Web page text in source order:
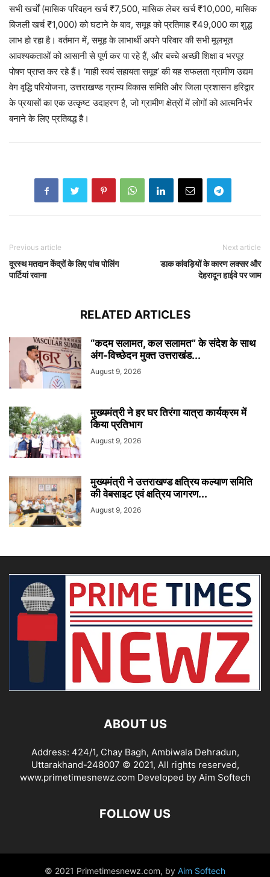
सभी खर्चों (मासिक परिवहन खर्च ₹7,500, मासिक लेबर खर्च ₹10,000, मासिक
बिजली खर्च ₹1,000) को घटाने के बाद, समूह को प्रतिमाह ₹49,000 का शुद्ध
लाभ हो रहा है। वर्तमान में, समूह के लाभार्थी अपने परिवार की सभी मूलभूत
आवश्यकताओं को आसानी से पूर्ण कर पा रहे हैं, और बच्चे अच्छी शिक्षा व भरपूर
पोषण प्राप्त कर रहे हैं। ‘माही स्वयं सहायता समूह’ की यह सफलता ग्रामीण उद्यम
वेग वृद्धि परियोजना, उत्तराखण्ड ग्राम्य विकास समिति और जिला प्रशासन हरिद्वार
के प्रयासों का एक उत्कृष्ट उदाहरण है, जो ग्रामीण क्षेत्रों में लोगों को आत्मनिर्भर
बनाने के लिए प्रतिबद्ध है।
Previous article
दूरस्थ मतदान केंद्रों के लिए पांच पोलिंग
पार्टियां रवाना
Next article
डाक कांवड़ियों के कारण लक्सर और
देहरादून हाईवे पर जाम
RELATED ARTICLES
“कदम सलामत, कल सलामत” के संदेश के साथ
अंग-विच्छेदन मुक्त उत्तराखंड...
August 9, 2026
मुख्यमंत्री ने हर घर तिरंगा यात्रा कार्यक्रम में
किया प्रतिभाग
August 9, 2026
मुख्यमंत्री ने उत्तराखण्ड क्षत्रिय कल्याण समिति
की वेबसाइट एवं क्षत्रिय जागरण...
August 9, 2026
ABOUT US
Address: 424/1, Chay Bagh, Ambiwala Dehradun,
Uttarakhand-248007 © 2021, All rights reserved,
www.primetimesnewz.com Developed by Aim Softech
FOLLOW US
© 2021 Primetimesnewz.com, by Aim Softech